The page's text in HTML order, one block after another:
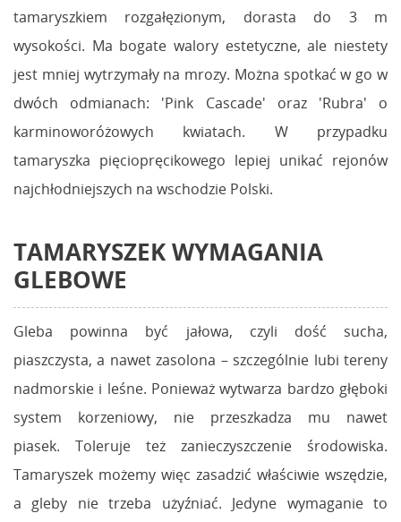
tamaryszkiem rozgałęzionym, dorasta do 3 m
wysokości. Ma bogate walory estetyczne, ale niestety
jest mniej wytrzymały na mrozy. Można spotkać w go w
dwóch odmianach: 'Pink Cascade' oraz 'Rubra' o
karminoworóżowych kwiatach. W przypadku
tamaryszka pięciopręcikowego lepiej unikać rejonów
najchłodniejszych na wschodzie Polski.
TAMARYSZEK WYMAGANIA
GLEBOWE
Gleba powinna być jałowa, czyli dość sucha,
piaszczysta, a nawet zasolona – szczególnie lubi tereny
nadmorskie i leśne. Ponieważ wytwarza bardzo głęboki
system korzeniowy, nie przeszkadza mu nawet
piasek. Toleruje też zanieczyszczenie środowiska.
Tamaryszek możemy więc zasadzić właściwie wszędzie,
a gleby nie trzeba użyźniać. Jedyne wymaganie to